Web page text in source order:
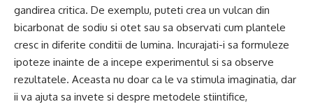
gandirea critica. De exemplu, puteti crea un vulcan din
bicarbonat de sodiu si otet sau sa observati cum plantele
cresc in diferite conditii de lumina. Incurajati-i sa formuleze
ipoteze inainte de a incepe experimentul si sa observe
rezultatele. Aceasta nu doar ca le va stimula imaginatia, dar
ii va ajuta sa invete si despre metodele stiintifice,